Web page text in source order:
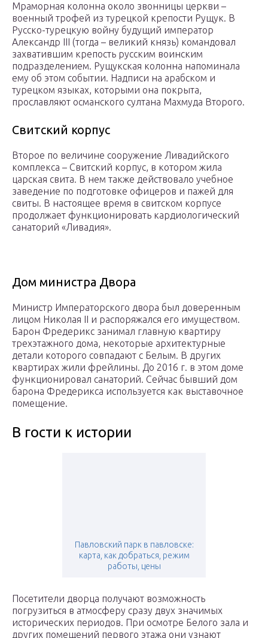
Мраморная колонна около звонницы церкви –
военный трофей из турецкой крепости Рущук. В
Русско-турецкую войну будущий император
Александр III (тогда – великий князь) командовал
захватившим крепость русским воинским
подразделением. Рущукская колонна напоминала
ему об этом событии. Надписи на арабском и
турецком языках, которыми она покрыта,
прославляют османского султана Махмуда Второго.
Свитский корпус
Второе по величине сооружение Ливадийского
комплекса – Свитский корпус, в котором жила
царская свита. В нем также действовало учебное
заведение по подготовке офицеров и пажей для
свиты. В настоящее время в свитском корпусе
продолжает функционировать кардиологический
санаторий «Ливадия».
Дом министра Двора
Министр Императорского двора был доверенным
лицом Николая II и распоряжался его имуществом.
Барон Фредерикс занимал главную квартиру
трехэтажного дома, некоторые архитектурные
детали которого совпадают с Белым. В других
квартирах жили фрейлины. До 2016 г. в этом доме
функционировал санаторий. Сейчас бывший дом
барона Фредерикса используется как выставочное
помещение.
В гости к истории
Павловский парк в павловске:
карта, как добраться, режим
работы, цены
Посетители дворца получают возможность
погрузиться в атмосферу сразу двух значимых
исторических периодов. При осмотре Белого зала и
других помещений первого этажа они узнают